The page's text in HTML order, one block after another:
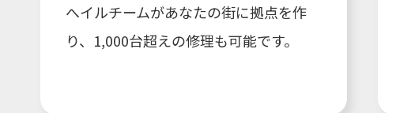
へイルチームがあなたの街に拠点を作
り、1,000台超えの修理も可能です。